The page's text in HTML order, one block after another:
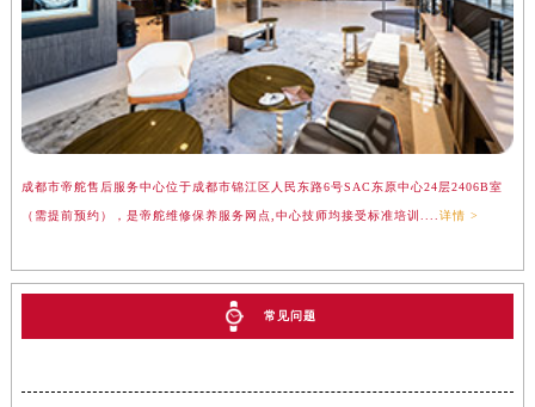
成都市帝舵售后服务中心位于成都市锦江区人民东路6号SAC东原中心24层2406B室
（需提前预约），是帝舵维修保养服务网点,中心技师均接受标准培训....详情 >
常见问题